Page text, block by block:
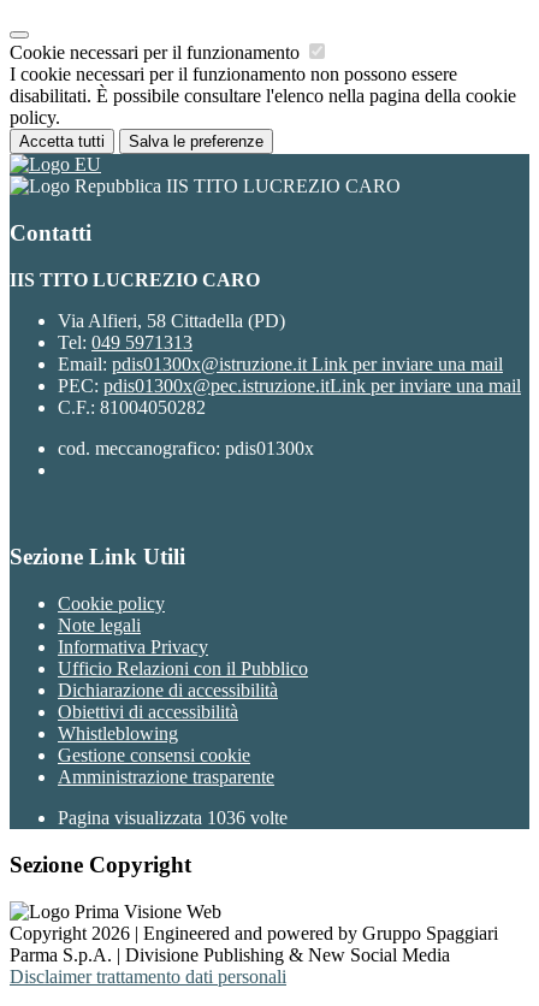
Cookie necessari per il funzionamento
I cookie necessari per il funzionamento non possono essere
disabilitati. È possibile consultare l'elenco nella pagina della cookie
policy.
Accetta tutti Salva le preferenze
IIS TITO LUCREZIO CARO
Contatti
IIS TITO LUCREZIO CARO
Via Alfieri, 58 Cittadella (PD)
Tel: 049 5971313
Email: pdis01300x@istruzione.it Link per inviare una mail
PEC: pdis01300x@pec.istruzione.itLink per inviare una mail
C.F.: 81004050282
cod. meccanografico: pdis01300x
Sezione Link Utili
Cookie policy
Note legali
Informativa Privacy
Ufficio Relazioni con il Pubblico
Dichiarazione di accessibilità
Obiettivi di accessibilità
Whistleblowing
Gestione consensi cookie
Amministrazione trasparente
Pagina visualizzata 1036 volte
Sezione Copyright
Copyright 2026 | Engineered and powered by Gruppo Spaggiari
Parma S.p.A. | Divisione Publishing & New Social Media
Disclaimer trattamento dati personali